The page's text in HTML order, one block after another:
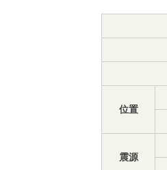
位置
震源